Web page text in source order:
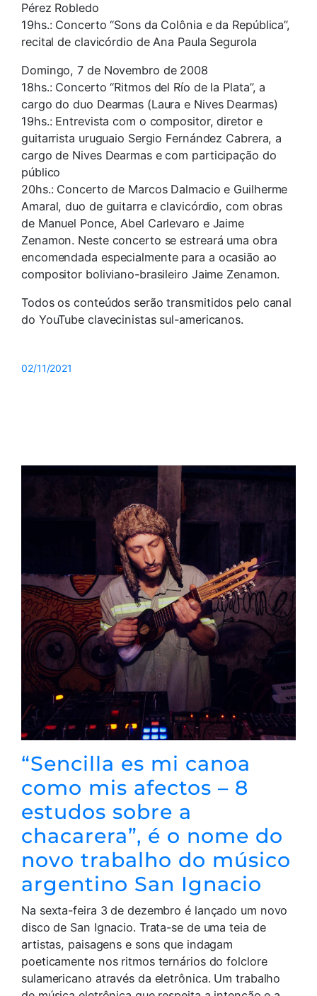
Pérez Robledo
19hs.: Concerto “Sons da Colônia e da República”,
recital de clavicórdio de Ana Paula Segurola
Domingo, 7 de Novembro de 2008
18hs.: Concerto “Ritmos del Río de la Plata”, a
cargo do duo Dearmas (Laura e Nives Dearmas)
19hs.: Entrevista com o compositor, diretor e
guitarrista uruguaio Sergio Fernández Cabrera, a
cargo de Nives Dearmas e com participação do
público
20hs.: Concerto de Marcos Dalmacio e Guilherme
Amaral, duo de guitarra e clavicórdio, com obras
de Manuel Ponce, Abel Carlevaro e Jaime
Zenamon. Neste concerto se estreará uma obra
encomendada especialmente para a ocasião ao
compositor boliviano-brasileiro Jaime Zenamon.
Todos os conteúdos serão transmitidos pelo canal
do YouTube clavecinistas sul-americanos.
02/11/2021
“Sencilla es mi canoa
como mis afectos – 8
estudos sobre a
chacarera”, é o nome do
novo trabalho do músico
argentino San Ignacio
Na sexta-feira 3 de dezembro é lançado um novo
disco de San Ignacio. Trata-se de uma teia de
artistas, paisagens e sons que indagam
poeticamente nos ritmos ternários do folclore
sulamericano através da eletrônica. Um trabalho